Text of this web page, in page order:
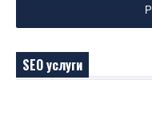
SEO услуги